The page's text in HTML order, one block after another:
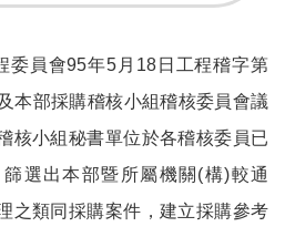
委員會95年5月18日工程稽字第
本部採購稽核小組稽核委員會議
核小組秘書單位於各稽核委員已
選出本部暨所屬機關(構)較通
之類同採購案件，建立採購參考